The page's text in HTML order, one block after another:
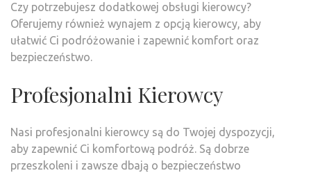
Czy potrzebujesz dodatkowej obsługi kierowcy?
Oferujemy również wynajem z opcją kierowcy, aby
ułatwić Ci podróżowanie i zapewnić komfort oraz
bezpieczeństwo.
Profesjonalni Kierowcy
Nasi profesjonalni kierowcy są do Twojej dyspozycji,
aby zapewnić Ci komfortową podróż. Są dobrze
przeszkoleni i zawsze dbają o bezpieczeństwo